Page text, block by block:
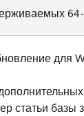
для
статьи базы